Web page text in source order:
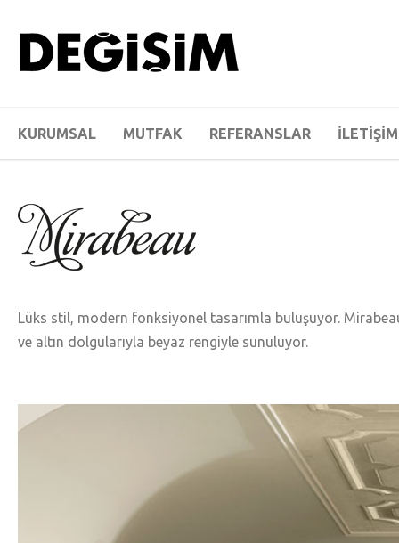
KURUMSAL MUTFAK REFERANSLAR İLETİŞİM
Lüks stil, modern fonksiyonel tasarımla buluşuyor.
ve altın dolgularıyla beyaz rengiyle sunuluyor.